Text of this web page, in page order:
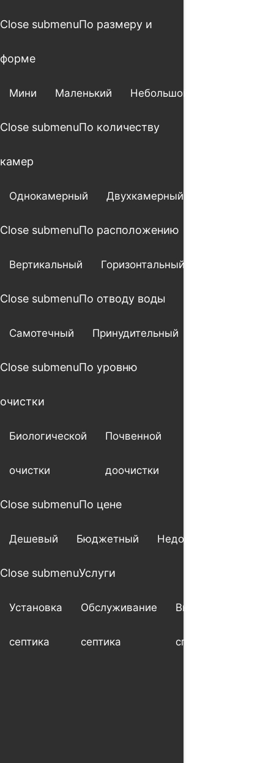
Close submenuПо размеру и
форме
Мини Маленький Небольшой
Close submenuПо количеству
камер
Однокамерный Двухкамерный
Close submenuПо расположению
Вертикальный Горизонтальный
Close submenuПо отводу воды
Самотечный Принудительный
Close submenuПо уровню
очистки
Биологической
очистки
Почвенной
доочистки
Close submenuПо цене
Дешевый Бюджетный Недорогой
Close submenuУслуги
Установка
септика
Обслуживание
септика
Выезд
специалиста